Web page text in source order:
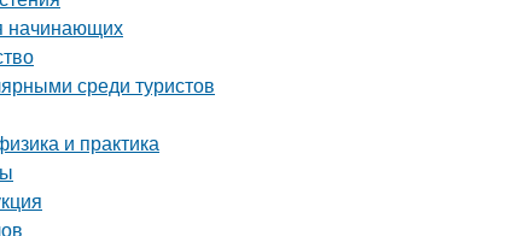
начинающих
среди туристов
и практика